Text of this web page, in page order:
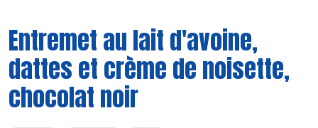
Entremet au lait d'avoine,
dattes et crème de noisette,
chocolat noir